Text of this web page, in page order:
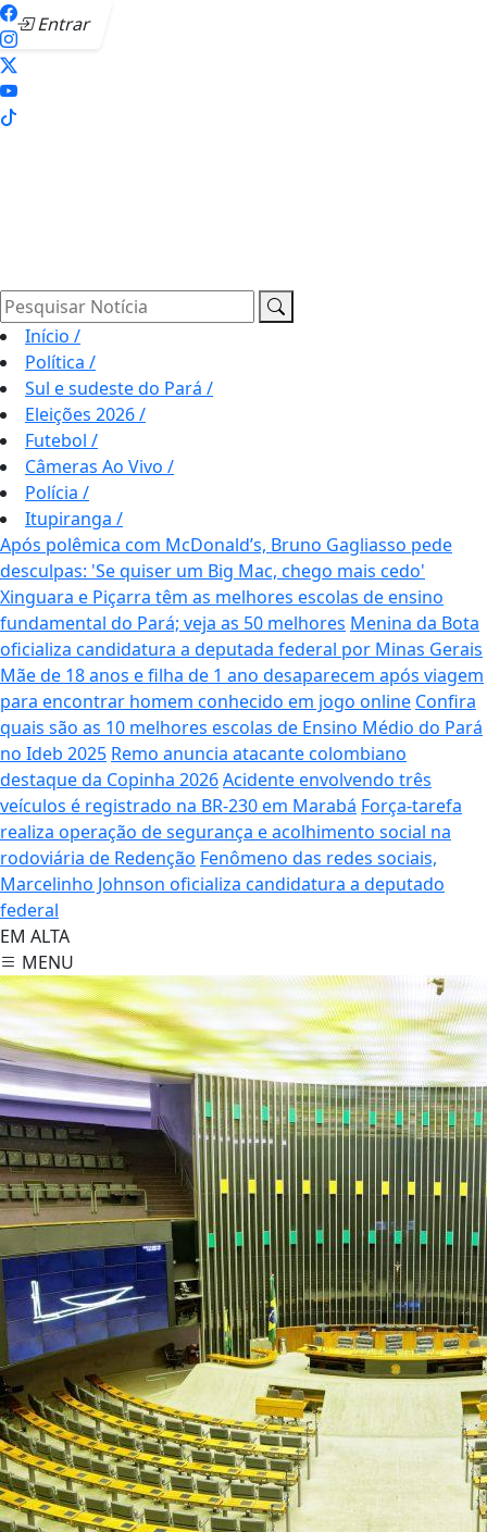
Entrar
Pesquisar Notícia
Início /
Política /
Sul e sudeste do Pará /
Eleições 2026/
Futebol /
Câmeras Ao Vivo /
Polícia /
Itupiranga /
Após polêmica com McDonald’s, Bruno Gagliasso pede
desculpas: 'Se quiser um Big Mac, chego mais cedo'
Xinguara e Piçarra têm as melhores escolas de ensino
fundamental do Pará; veja as 50 melhores Menina da Bota
oficializa candidatura a deputada federal por Minas Gerais
Mãe de 18 anos e filha de 1 ano desaparecem após viagem
para encontrar homem conhecido em jogo online Confira
quais são as 10 melhores escolas de Ensino Médio do Pará
no Ideb 2025 Remo anuncia atacante colombiano
destaque da Copinha 2026Acidente envolvendo três
veículos é registrado na BR-230 em Marabá Força-tarefa
realiza operação de segurança e acolhimento social na
rodoviária de Redenção Fenômeno das redes sociais,
Marcelinho Johnson oficializa candidatura a deputado
federal
EM ALTA
MENU